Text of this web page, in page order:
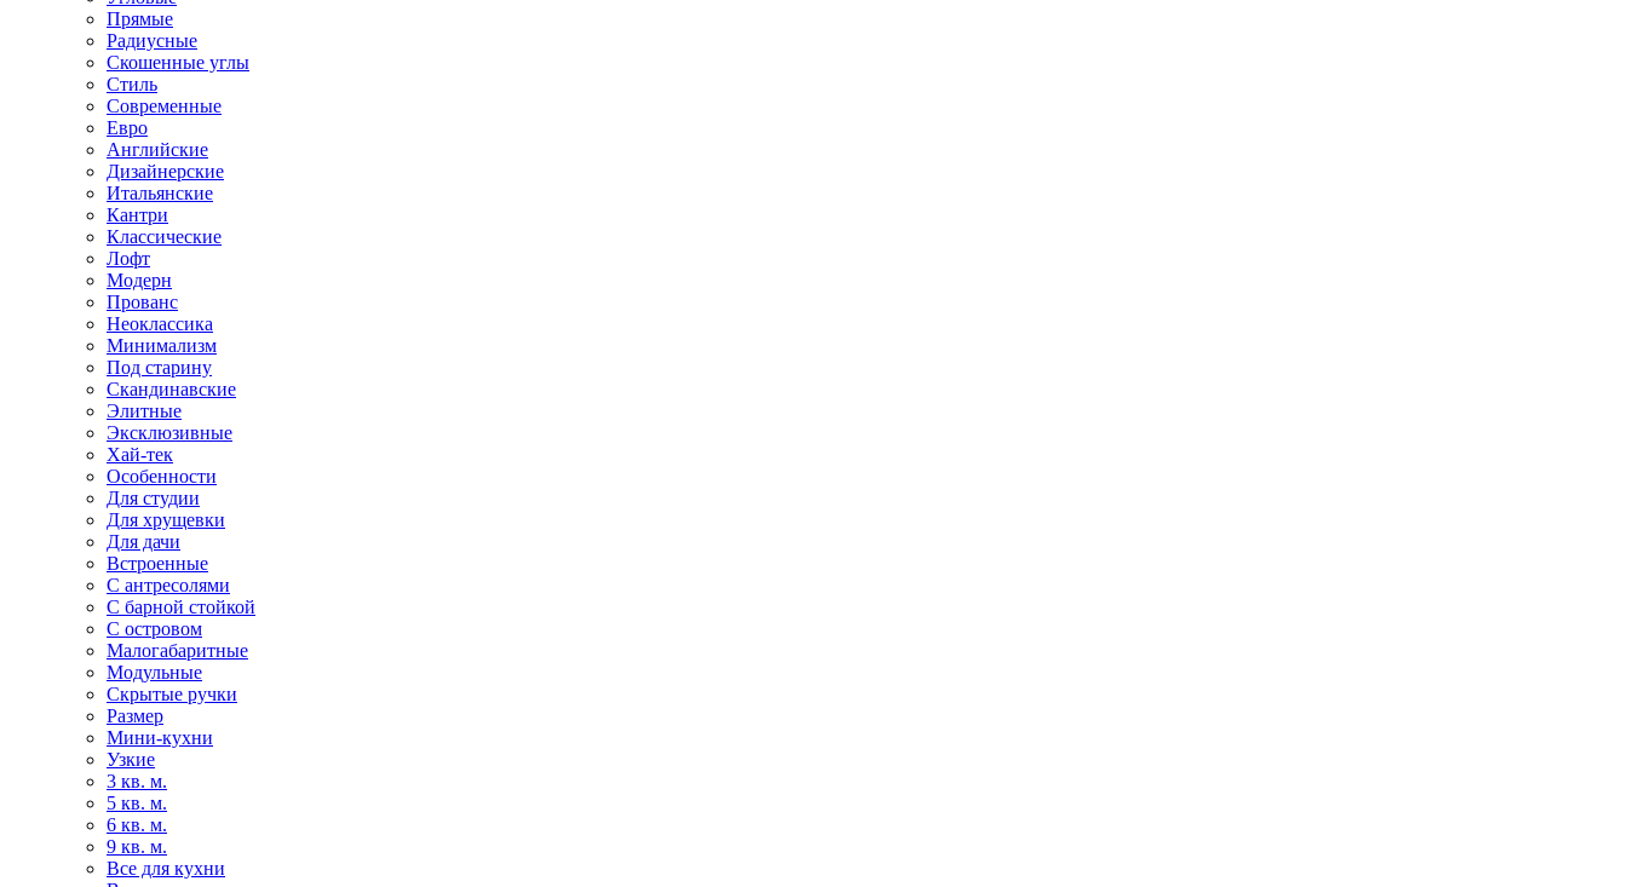
Прямые
Радиусные
Скошенные углы
Стиль
Современные
Евро
Английские
Дизайнерские
Итальянские
Кантри
Классические
Лофт
Модерн
Прованс
Неоклассика
Минимализм
Под старину
Скандинавские
Элитные
Эксклюзивные
Хай-тек
Особенности
Для студии
Для хрущевки
Для дачи
Встроенные
С антресолями
С барной стойкой
С островом
Малогабаритные
Модульные
Скрытые ручки
Размер
Мини-кухни
Узкие
3 кв. м.
5 кв. м.
6 кв. м.
9 кв. м.
Все для кухни